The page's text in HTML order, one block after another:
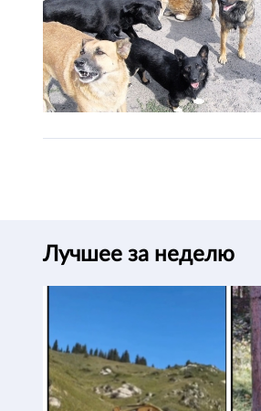
Лучшее за неделю